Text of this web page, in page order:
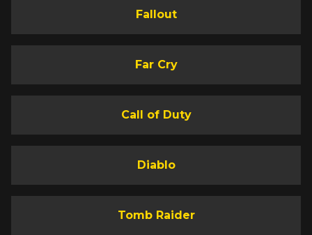
Fallout
Far Cry
Call of Duty
Diablo
Tomb Raider